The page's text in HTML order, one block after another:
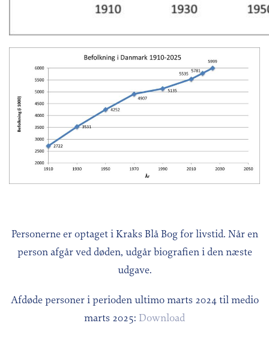
Personerne er optaget i Kraks Blå Bog for livstid. Når en
person afgår ved døden, udgår biografien i den næste
udgave.
Afdøde personer i perioden ultimo marts 2024 til medio
marts 2025: Download